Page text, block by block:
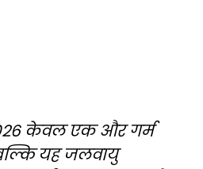
केवल एक और गर्म
यह जलवायु